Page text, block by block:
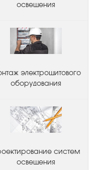
освещения
электрощитового
оборудования
систем
освещения